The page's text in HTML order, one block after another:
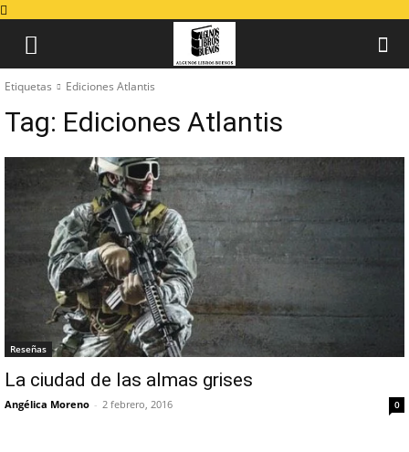
Etiquetas Ediciones Atlantis
Tag: Ediciones Atlantis
Reseñas
La ciudad de las almas grises
Angélica Moreno - 2 febrero, 2016 0